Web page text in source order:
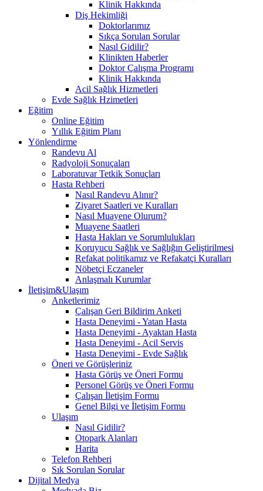
Klinik Hakkında
Diş Hekimliği
Doktorlarımız
Sıkça Sorulan Sorular
Nasıl Gidilir?
Klinikten Haberler
Doktor Çalışma Programı
Klinik Hakkında
Acil Sağlık Hizmetleri
Evde Sağlık Hzimetleri
Eğitim
Online Eğitim
Yıllık Eğitim Planı
Yönlendirme
Randevu Al
Radyoloji Sonuçaları
Laboratuvar Tetkik Sonuçları
Hasta Rehberi
Nasıl Randevu Alınır?
Ziyaret Saatleri ve Kuralları
Nasıl Muayene Olurum?
Muayene Saatleri
Hasta Hakları ve Sorumlulukları
Koruyucu Sağlık ve Sağlığın Geliştirilmesi
Refakat politikamız ve Refakatçi Kuralları
Nöbetçi Eczaneler
Anlaşmalı Kurumlar
İletişim&Ulaşım
Anketlerimiz
Çalışan Geri Bildirim Anketi
Hasta Deneyimi - Yatan Hasta
Hasta Deneyimi - Ayaktan Hasta
Hasta Deneyimi - Acil Servis
Hasta Deneyimi - Evde Sağlık
Öneri ve Görüşleriniz
Hasta Görüş ve Öneri Formu
Personel Görüş ve Öneri Formu
Çalışan İletişim Formu
Genel Bilgi ve İletişim Formu
Ulaşım
Nasıl Gidilir?
Otopark Alanları
Harita
Telefon Rehberi
Sık Sorulan Sorular
Dijital Medya